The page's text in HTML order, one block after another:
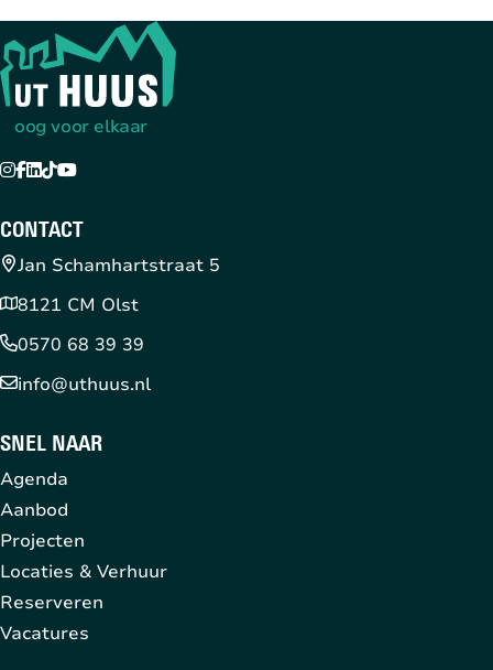
Terug naar de startpagina
oog voor elkaar
Instagram
Facebook
LinkedIn
TikTokYouTube
CONTACT
Jan Schamhartstraat 5
8121 CM Olst
0570 68 39 39
info@uthuus.nl
SNEL NAAR
Agenda
Aanbod
Projecten
Locaties & Verhuur
Reserveren
Vacatures